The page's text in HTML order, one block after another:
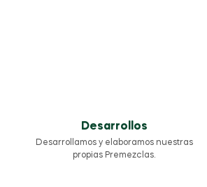
Desarrollos
Desarrollamos y elaboramos nuestras
propias Premezclas.